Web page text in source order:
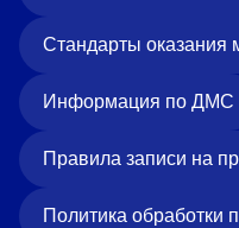
Стандарты оказания
Информация по ДМС
Правила записи на
Политика обработки